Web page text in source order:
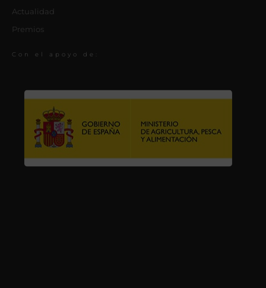
Actualidad
Premios
Con el apoyo de: